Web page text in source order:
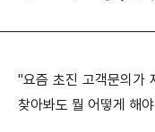
"요즘 초진 고객문의가
찾아봐도 뭘 어떻게 해